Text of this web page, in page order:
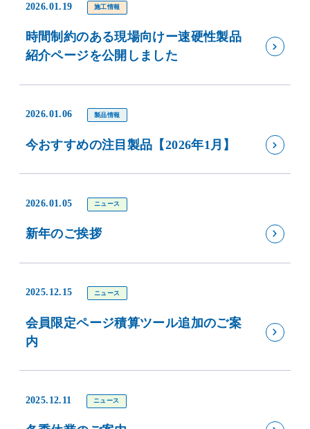
2026.01.19 施工情報
時間制約のある現場向けー速硬性製品
紹介ページを公開しました
2026.01.06 製品情報
今おすすめの注目製品【2026年1月】
2026.01.05 ニュース
新年のご挨拶
2025.12.15 ニュース
会員限定ページ積算ツール追加のご案
内
2025.12.11 ニュース